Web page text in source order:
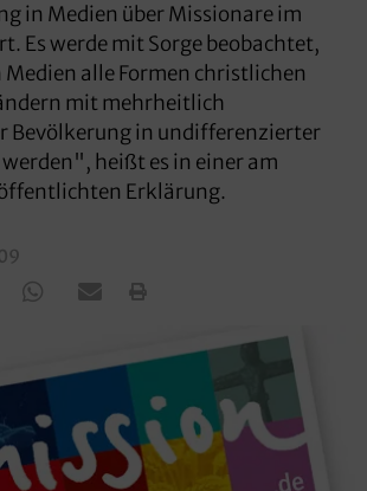
in Medien über Missionare im
Es werde mit Sorge beobachtet,
alle Formen christlichen
mit mehrheitlich
Bevölkerung in undifferenzierter
heißt es in einer am
Erklärung.